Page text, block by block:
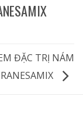
ĐẶC TRỊ NÁM